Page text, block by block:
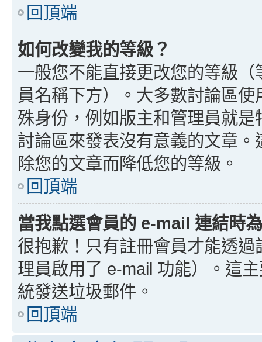
回頂端
如何改變我的等級？
一般您不能直接更改您的等級
員名稱下方）。大多數討論區
殊身份，例如版主和管理員就
討論區來發表沒有意義的文章
除您的文章而降低您的等級。
回頂端
當我點選會員的 e-mail 連結時
很抱歉！只有註冊會員才能透
理員啟用了 e-mail 功能）。這
統發送垃圾郵件。
回頂端